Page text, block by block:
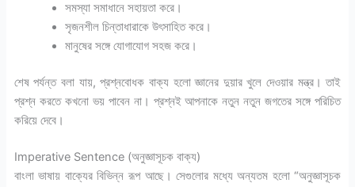
সমস্যা সমাধানে সহায়তা করে।
সৃজনশীল চিন্তাধারাকে উৎসাহিত করে।
মানুষের সঙ্গে যোগাযোগ সহজ করে।
শেষ পর্যন্ত বলা যায়, প্রশ্নবোধক বাক্য হলো জ্ঞানের দুয়ার খুলে দেওয়ার মন্ত্র। তাই
প্রশ্ন করতে কখনো ভয় পাবেন না। প্রশ্নই আপনাকে নতুন নতুন জগতের সঙ্গে পরিচিত
করিয়ে দেবে।
Imperative Sentence (অনুজ্ঞাসূচক বাক্য)
বাংলা ভাষায় বাক্যের বিভিন্ন রূপ আছে। সেগুলোর মধ্যে অন্যতম হলো “অনুজ্ঞাসূচক